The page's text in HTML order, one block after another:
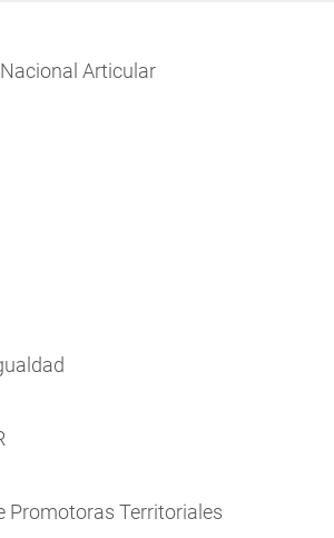
Articular
Promotoras Territoriales